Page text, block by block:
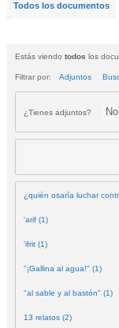
Todos los documentos
Estás viendo todos los
Filtrar por: Adjuntos
¿Tienes adjuntos?
¿quién osaría luchar
'arif (1)
'ifrit (1)
"¡Gallina al agua!" (1)
"al sable y al bastón" (1)
13 relatos (2)